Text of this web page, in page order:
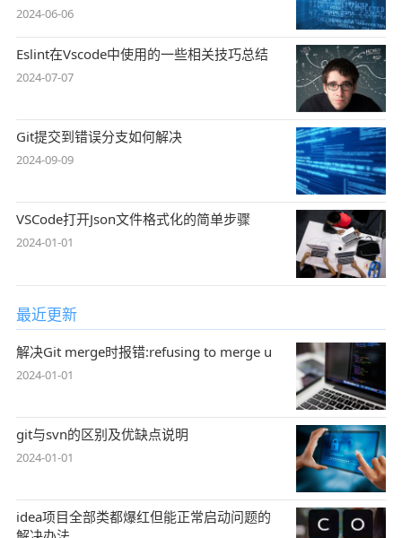
2024-06-06
Eslint在Vscode中使用的一些相关技巧总结
2024-07-07
Git提交到错误分支如何解决
2024-09-09
VSCode打开Json文件格式化的简单步骤
2024-01-01
最近更新
解决Git merge时报错:refusing to merge u
2024-01-01
git与svn的区别及优缺点说明
2024-01-01
idea项目全部类都爆红但能正常启动问题的